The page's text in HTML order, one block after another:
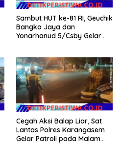
Sambut HUT ke-81 RI, Geuchik
Bangka Jaya dan
Yonarhanud 5/Csby Gelar
Cegah Aksi Balap Liar, Sat
Lantas Polres Karangasem
Gelar Patroli pada Malam